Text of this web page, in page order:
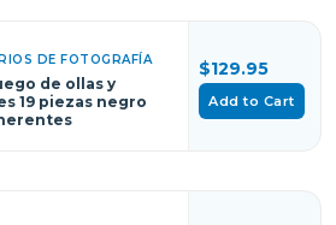
DE FOTOGRAFÍA
de ollas y
19 piezas negro
$129.95
Add to Cart